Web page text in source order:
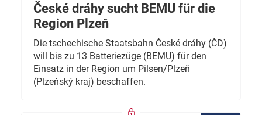
České dráhy sucht BEMU für die
Region Plzeň
Die tschechische Staatsbahn České dráhy (ČD)
will bis zu 13 Batteriezüge (BEMU) für den
Einsatz in der Region um Pilsen/Plzeň
(Plzeňský kraj) beschaffen.